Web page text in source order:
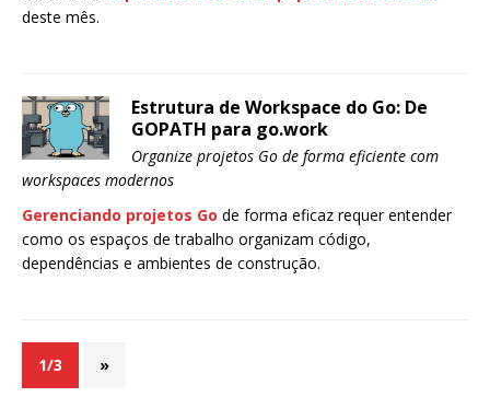
deste mês.
Estrutura de Workspace do Go: De
GOPATH para go.work
Organize projetos Go de forma eficiente com
workspaces modernos
Gerenciando projetos Go de forma eficaz requer entender
como os espaços de trabalho organizam código,
dependências e ambientes de construção.
1/3 »